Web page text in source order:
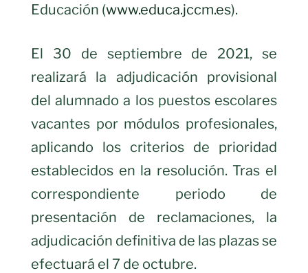
Educación (www.educa.jccm.es).
El 30 de septiembre de 2021, se
realizará la adjudicación provisional
del alumnado a los puestos escolares
vacantes por módulos profesionales,
aplicando los criterios de prioridad
establecidos en la resolución. Tras el
correspondiente periodo de
presentación de reclamaciones, la
adjudicación definitiva de las plazas se
efectuará el 7 de octubre.